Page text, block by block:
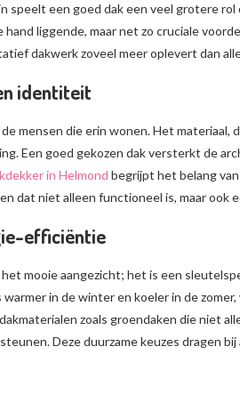
speelt een goed dak een veel grotere
liggende, maar net zo cruciale
dakwerk zoveel meer oplevert dan
identiteit
mensen die erin wonen. Het materiaal,
Een goed gekozen dak versterkt de
in Helmond begrijpt het belang
dat niet alleen functioneel is, maar ook
efficiëntie
mooie aangezicht; het is een
in de winter en koeler in de
zoals groendaken die niet
Deze duurzame keuzes dragen